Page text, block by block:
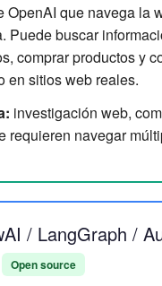
OpenAI que navega la
Puede buscar
comprar productos y
en sitios web reales.
investigación web,
requieren navegar
/ LangGraph /
Open source